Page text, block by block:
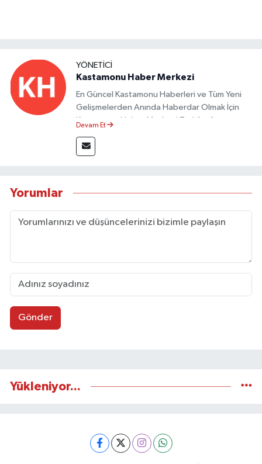
YÖNETICI
Kastamonu Haber Merkezi
En Güncel Kastamonu Haberleri ve Tüm Yeni
Gelişmelerden Anında Haberdar Olmak İçin
Kastamonu Haber Merkezi Taşköprü
Devam Et
Yorumlar
Gönder
Yükleniyor...